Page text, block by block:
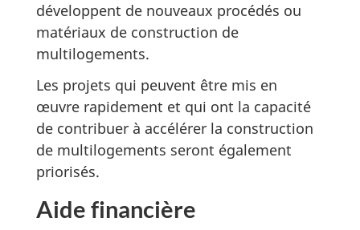
développent de nouveaux procédés ou
matériaux de construction de
multilogements.
Les projets qui peuvent être mis en
œuvre rapidement et qui ont la capacité
de contribuer à accélérer la construction
de multilogements seront également
priorisés.
Aide financière